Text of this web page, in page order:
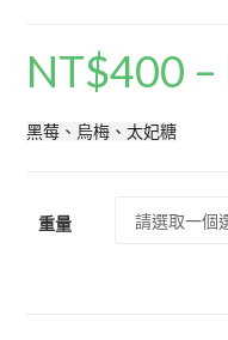
NT$400 –
黑莓、烏梅、太妃糖
重量